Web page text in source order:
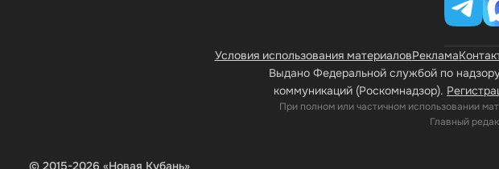
Выдано Федеральной службой по
коммуникаций (Роскомнадзор).
При полном или частичном использовании
Главный
Условия использования материаловРеклама
© 2015-2026 «Новая Кубань»